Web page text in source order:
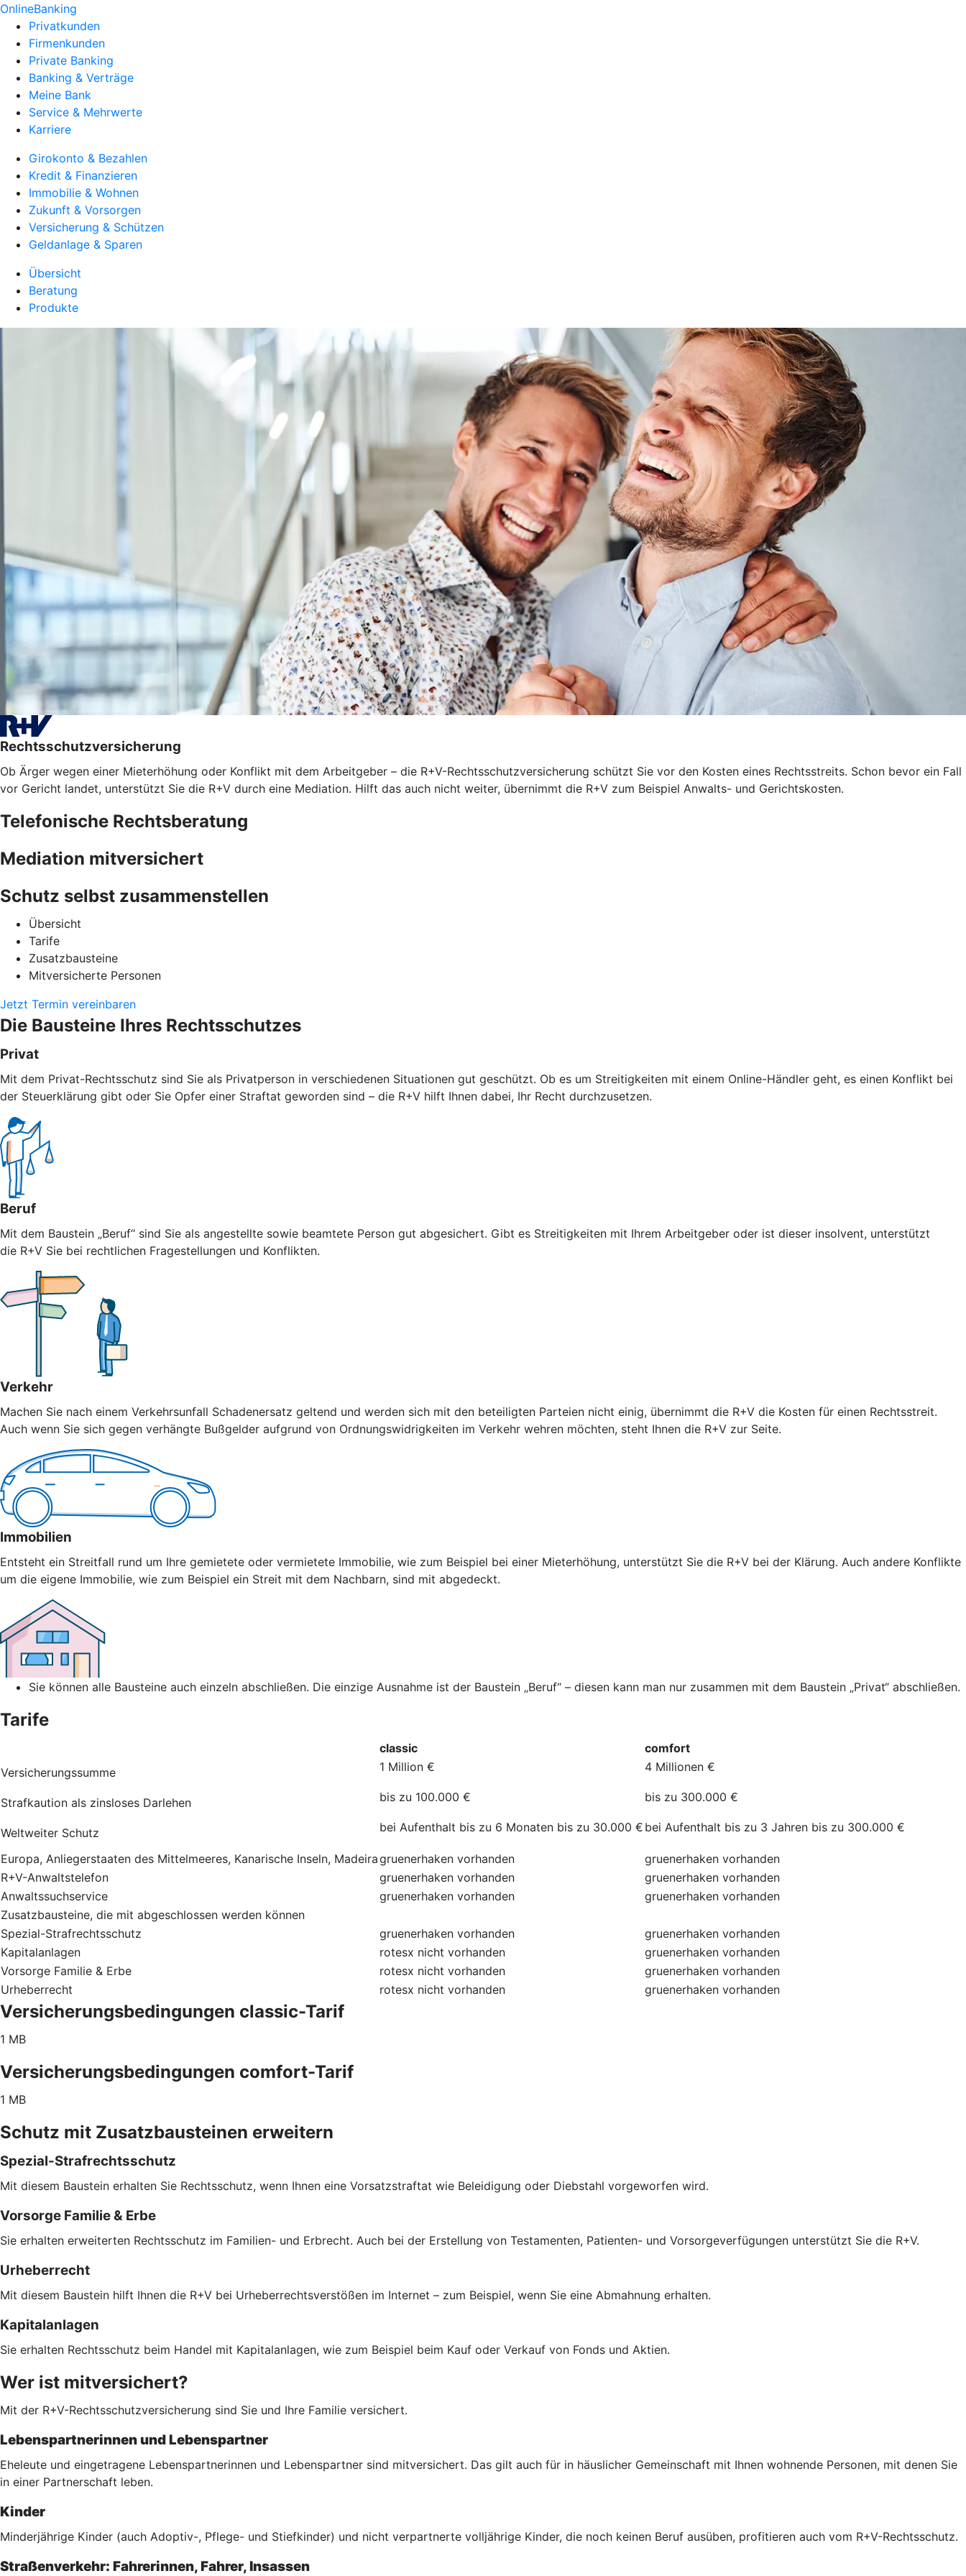
OnlineBanking
Privatkunden
Firmenkunden
Private Banking
Banking & Verträge
Meine Bank
Service & Mehrwerte
Karriere
Girokonto & Bezahlen
Kredit & Finanzieren
Immobilie & Wohnen
Zukunft & Vorsorgen
Versicherung & Schützen
Geldanlage & Sparen
Übersicht
Beratung
Produkte
Rechtsschutzversicherung
Ob Ärger wegen einer Mieterhöhung oder Konflikt mit dem Arbeitgeber – die R+V-Rechtsschutzversicherung schützt Sie vor den Kosten eines Rechtsstreits. Schon bevor ein Fall
vor Gericht landet, unterstützt Sie die R+V durch eine Mediation. Hilft das auch nicht weiter, übernimmt die R+V zum Beispiel Anwalts- und Gerichtskosten.
Telefonische Rechtsberatung
Mediation mitversichert
Schutz selbst zusammenstellen
Übersicht
Tarife
Zusatzbausteine
Mitversicherte Personen
Jetzt Termin vereinbaren
Die Bausteine Ihres Rechtsschutzes
Privat
Mit dem Privat-Rechtsschutz sind Sie als Privatperson in verschiedenen Situationen gut geschützt. Ob es um Streitigkeiten mit einem Online-Händler geht, es einen Konflikt bei
der Steuerklärung gibt oder Sie Opfer einer Straftat geworden sind – die R+V hilft Ihnen dabei, Ihr Recht durchzusetzen.
Beruf
Mit dem Baustein „Beruf“ sind Sie als angestellte sowie beamtete Person gut abgesichert. Gibt es Streitigkeiten mit Ihrem Arbeitgeber oder ist dieser insolvent, unterstützt
die R+V Sie bei rechtlichen Fragestellungen und Konflikten.
Verkehr
Machen Sie nach einem Verkehrsunfall Schadenersatz geltend und werden sich mit den beteiligten Parteien nicht einig, übernimmt die R+V die Kosten für einen Rechtsstreit.
Auch wenn Sie sich gegen verhängte Bußgelder aufgrund von Ordnungswidrigkeiten im Verkehr wehren möchten, steht Ihnen die R+V zur Seite.
Immobilien
Entsteht ein Streitfall rund um Ihre gemietete oder vermietete Immobilie, wie zum Beispiel bei einer Mieterhöhung, unterstützt Sie die R+V bei der Klärung. Auch andere Konflikte
um die eigene Immobilie, wie zum Beispiel ein Streit mit dem Nachbarn, sind mit abgedeckt.
Sie können alle Bausteine auch einzeln abschließen. Die einzige Ausnahme ist der Baustein „Beruf“ – diesen kann man nur zusammen mit dem Baustein „Privat“ abschließen.
Tarife
classic
comfort
Versicherungssumme
1 Million € 4 Millionen €
Strafkaution als zinsloses Darlehen bis zu 100.000 € bis zu 300.000 €
Weltweiter Schutz bei Aufenthalt bis zu 6 Monaten bis zu 30.000 € bei Aufenthalt bis zu 3 Jahren bis zu 300.000 €
Europa, Anliegerstaaten des Mittelmeeres, Kanarische Inseln, Madeiragruenerhaken vorhanden gruenerhaken vorhanden
R+V-Anwaltstelefon
gruenerhaken vorhanden gruenerhaken vorhanden
Anwaltssuchservice
gruenerhaken vorhanden gruenerhaken vorhanden
Zusatzbausteine, die mit abgeschlossen werden können
Spezial-Strafrechtsschutz
gruenerhaken vorhanden gruenerhaken vorhanden
Kapitalanlagen
rotesx nicht vorhanden gruenerhaken vorhanden
Vorsorge Familie & Erbe
rotesx nicht vorhanden gruenerhaken vorhanden
Urheberrecht
rotesx nicht vorhanden gruenerhaken vorhanden
Versicherungsbedingungen classic-Tarif
1 MB
Versicherungsbedingungen comfort-Tarif
1 MB
Schutz mit Zusatzbausteinen erweitern
Spezial-Strafrechtsschutz
Mit diesem Baustein erhalten Sie Rechtsschutz, wenn Ihnen eine Vorsatzstraftat wie Beleidigung oder Diebstahl vorgeworfen wird.
Vorsorge Familie & Erbe
Sie erhalten erweiterten Rechtsschutz im Familien- und Erbrecht. Auch bei der Erstellung von Testamenten, Patienten- und Vorsorgeverfügungen unterstützt Sie die R+V.
Urheberrecht
Mit diesem Baustein hilft Ihnen die R+V bei Urheberrechtsverstößen im Internet – zum Beispiel, wenn Sie eine Abmahnung erhalten.
Kapitalanlagen
Sie erhalten Rechtsschutz beim Handel mit Kapitalanlagen, wie zum Beispiel beim Kauf oder Verkauf von Fonds und Aktien.
Wer ist mitversichert?
Mit der R+V-Rechtsschutzversicherung sind Sie und Ihre Familie versichert.
Lebenspartnerinnen und Lebenspartner
Eheleute und eingetragene Lebenspartnerinnen und Lebenspartner sind mitversichert. Das gilt auch für in häuslicher Gemeinschaft mit Ihnen wohnende Personen, mit denen Sie
in einer Partnerschaft leben.
Kinder
Minderjährige Kinder (auch Adoptiv-, Pflege- und Stiefkinder) und nicht verpartnerte volljährige Kinder, die noch keinen Beruf ausüben, profitieren auch vom R+V-Rechtsschutz.
Straßenverkehr: Fahrerinnen, Fahrer, Insassen